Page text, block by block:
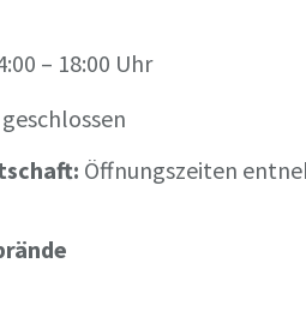
– 18:00 Uhr
Öffnungszeiten